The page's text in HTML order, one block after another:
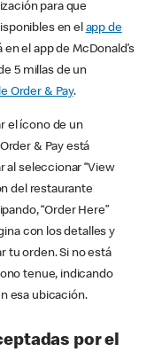
para que
en el app de
el app de McDonald’s
5 millas de un
Order & Pay.
el ícono de un
& Pay está
al seleccionar “View
del restaurante
“Order Here”
con los detalles y
tu orden. Si no está
tenue, indicando
esa ubicación.
por el